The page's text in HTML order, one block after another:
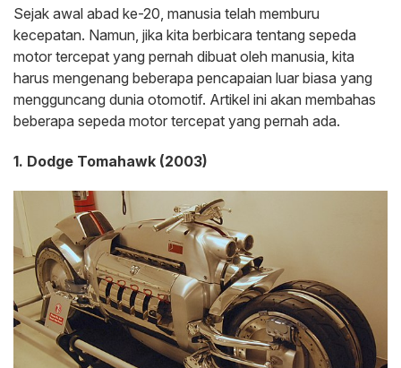
Sejak awal abad ke-20, manusia telah memburu
kecepatan. Namun, jika kita berbicara tentang sepeda
motor tercepat yang pernah dibuat oleh manusia, kita
harus mengenang beberapa pencapaian luar biasa yang
mengguncang dunia otomotif. Artikel ini akan membahas
beberapa sepeda motor tercepat yang pernah ada.
1. Dodge Tomahawk (2003)